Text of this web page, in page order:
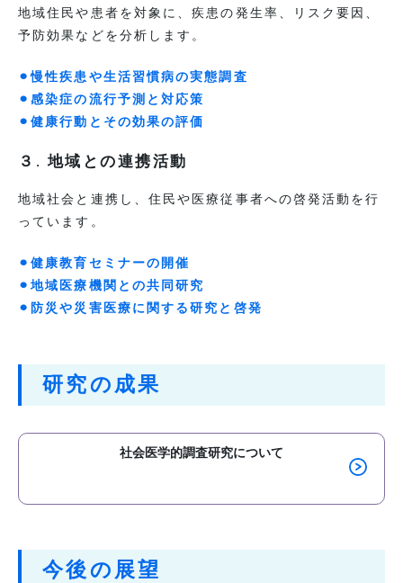
その他
医療安全対策室
地域住民や患者を対象に、疾患の発生率、リスク要因、
予防効果などを分析します。
⚫︎慢性疾患や生活習慣病の実態調査
⚫︎感染症の流行予測と対応策
⚫︎健康行動とその効果の評価
３. 地域との連携活動
地域社会と連携し、住民や医療従事者への啓発活動を行
っています。
⚫︎健康教育セミナーの開催
⚫︎地域医療機関との共同研究
⚫︎防災や災害医療に関する研究と啓発
研究の成果
社会医学的調査研究について
今後の展望